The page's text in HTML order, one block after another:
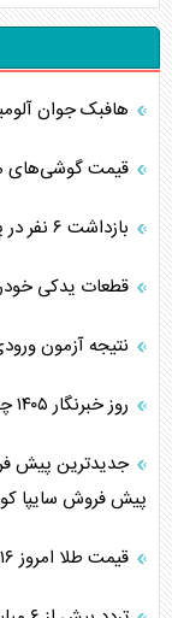
هافبک جوان
قیمت گوشی‌های موبایل در
بازداشت ۶ نفر در پرونده قتل جوانی در ستارخان
قطعات یدکی خودرو ۷۰ تا ۸۰ درصد
نتیجه آزمون ورودی
روز خبرنگار ۱۴۰۵ چه روزی است؟ + پیام تبریک روز خبرنگار ۱۴۰۵
پیش فروش سایپا کوییک
قیمت طلا امروز ۱۶ مرداد ۱۴۰۵